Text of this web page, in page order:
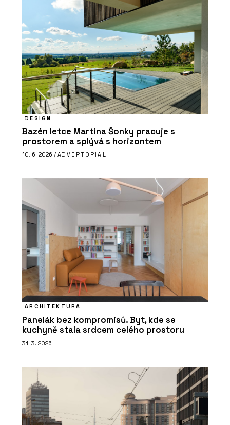
DESIGN
Bazén letce Martina Šonky pracuje s
prostorem a splývá s horizontem
10. 6. 2026 / ADVERTORIAL
ARCHITEKTURA
Panelák bez kompromisů. Byt, kde se
kuchyně stala srdcem celého prostoru
31. 3. 2026